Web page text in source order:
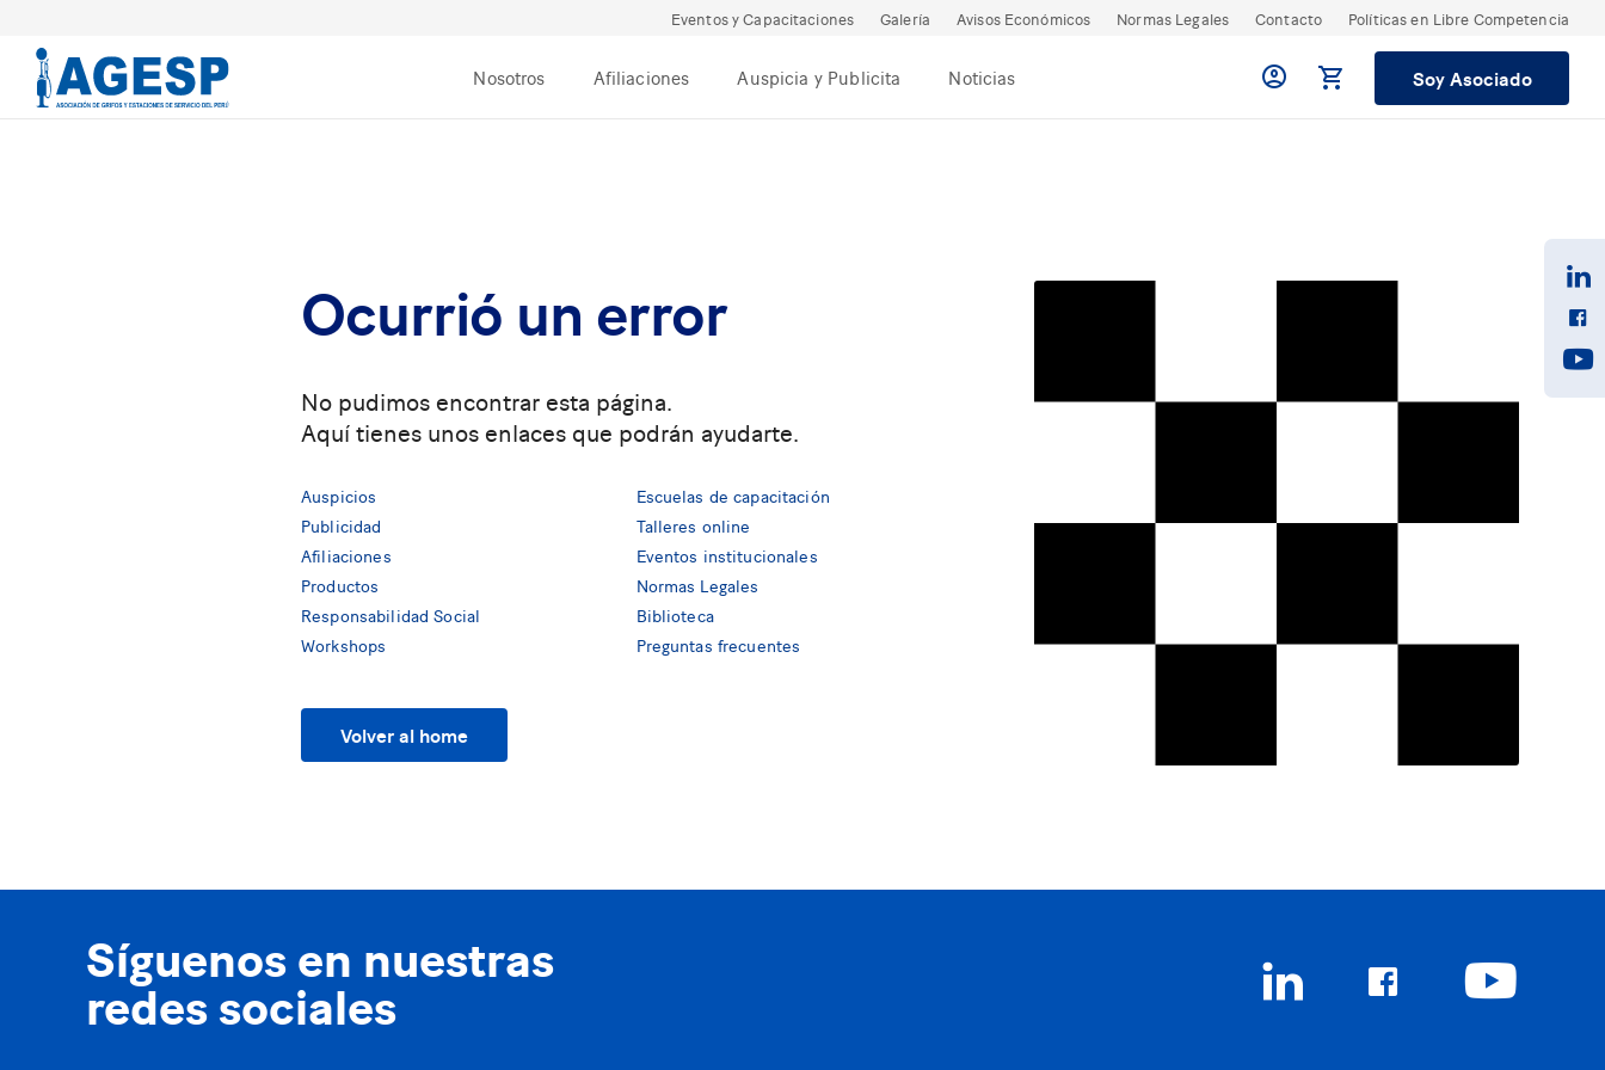
Eventos y Capacitaciones Galería Avisos Económicos Normas Legales Contacto Políticas en Libre Competencia
Nosotros Afiliaciones Auspicia y Publicita Noticias Soy Asociado
Ocurrió un error
No pudimos encontrar esta página.
Aquí tienes unos enlaces que podrán ayudarte.
Auspicios
Publicidad
Afiliaciones
Productos
Responsabilidad Social
Workshops
Escuelas de capacitación
Talleres online
Eventos institucionales
Normas Legales
Biblioteca
Preguntas frecuentes
Volver al home
Síguenos en nuestras
redes sociales